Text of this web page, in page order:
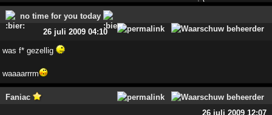
no time for you today
26 juli 2009 04:10
was f* gezellig
waaaarrrm
Faniac
26 juli 2009 12:07